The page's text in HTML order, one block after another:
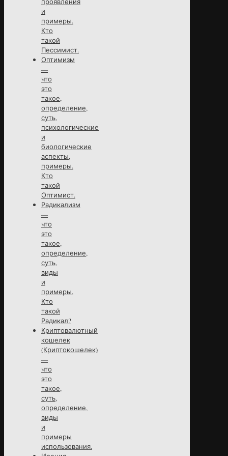
и
примеры.
Кто
такой
Пессимист.
Оптимизм
—
что
это
такое,
определение,
суть,
психологические
и
биологические
аспекты,
примеры.
Кто
такой
Оптимист.
Радикализм
—
что
это
такое,
определение,
суть,
виды
и
примеры.
Кто
такой
Радикал?
Криптовалютный
кошелек
(Криптокошелек)
—
что
это
такое,
суть,
определение,
виды
и
примеры
использования.